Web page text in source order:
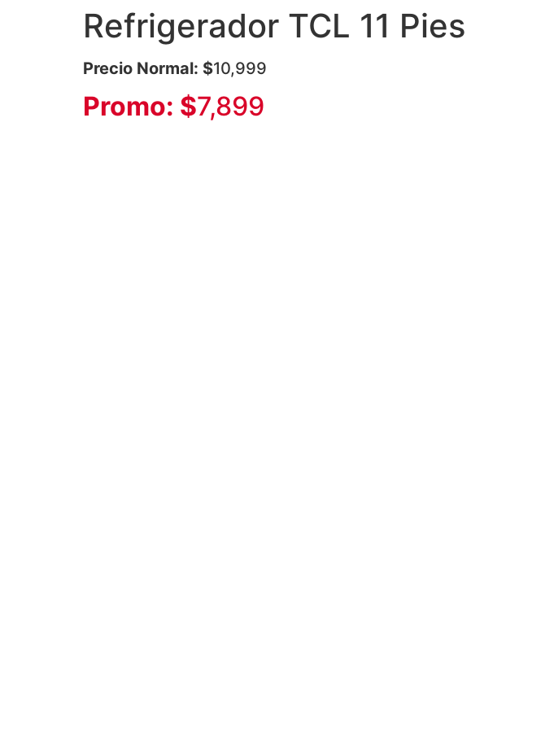
Refrigerador TCL 11 Pies
Precio Normal: $10,999
Promo: $7,899